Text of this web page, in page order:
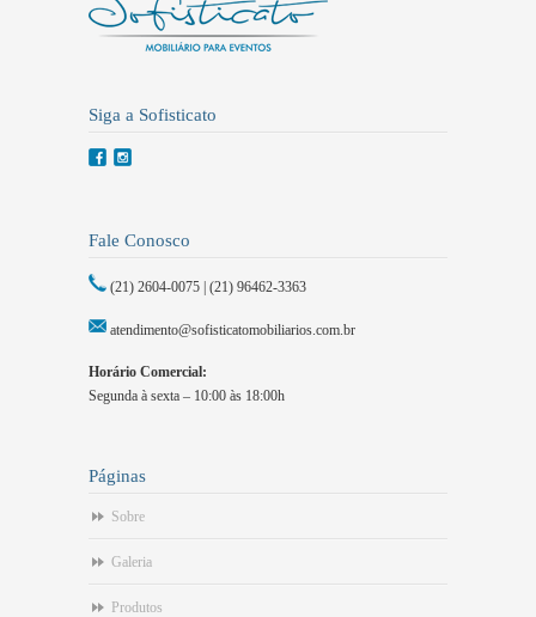
Siga a Sofisticato
Fale Conosco
(21) 2604-0075 | (21) 96462-3363
atendimento@sofisticatomobiliarios.com.br
Horário Comercial:
Segunda à sexta – 10:00 às 18:00h
Páginas
Sobre
Galeria
Produtos